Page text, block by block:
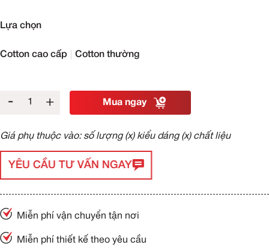
Lựa chọn
Cotton cao cấp Cotton thường
- + Mua ngay
Giá phụ thuộc vào: số lượng (x) kiểu dáng (x) chất liệu
YÊU CẦU TƯ VẤN NGAY
Miễn phí vận chuyển tận nơi
Miễn phí thiết kế theo yêu cầu